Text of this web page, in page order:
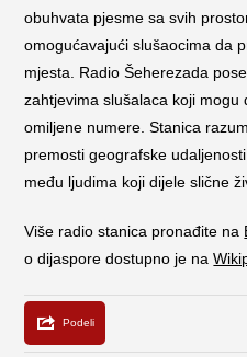
obuhvata pjesme sa svih
omogućavajući slušaocima da
mjesta. Radio Šeherezada
zahtjevima slušalaca koji
omiljene numere. Stanica
premosti geografske
među ljudima koji dijele slične
Više radio stanica pronađite na
o dijaspore dostupno je na